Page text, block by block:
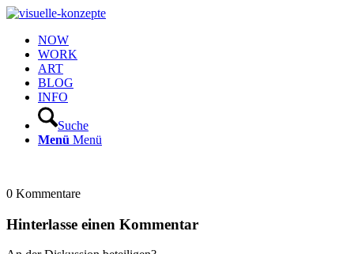
NOW
WORK
ART
BLOG
INFO
Suche
Menü Menü
0 Kommentare
Hinterlasse einen Kommentar